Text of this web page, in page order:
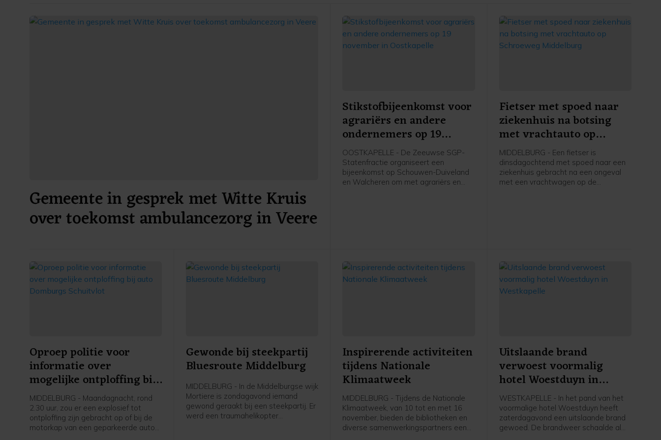
Gemeente in gesprek met Witte Kruis
over toekomst ambulancezorg in Veere
Stikstofbijeenkomst voor
agrariërs en andere
ondernemers op 19
november in Oostkapelle
OOSTKAPELLE - De Zeeuwse SGP-
Statenfractie organiseert een
bijeenkomst op Schouwen-Duiveland
en Walcheren om met agrariërs en
Fietser met spoed naar
ziekenhuis na botsing
met vrachtauto op
Schroeweg Middelburg
MIDDELBURG - Een fietser is
dinsdagochtend met spoed naar een
ziekenhuis gebracht na een ongeval
met een vrachtwagen op de
Oproep politie voor
informatie over
mogelijke ontploffing bij
auto Domburgs
Schuitvlot
MIDDELBURG - Maandagnacht, rond
2.30 uur, zou er een explosief tot
ontploffing zijn gebracht op of bij de
motorkap van een geparkeerde auto
Gewonde bij steekpartij
Bluesroute Middelburg
MIDDELBURG - In de Middelburgse wijk
Mortiere is zondagavond iemand
gewond geraakt bij een steekpartij. Er
werd een traumahelikopter
Inspirerende activiteiten
tijdens Nationale
Klimaatweek
MIDDELBURG - Tijdens de Nationale
Klimaatweek, van 10 tot en met 16
november, bieden de bibliotheken en
diverse samenwerkingspartners een
Uitslaande brand
verwoest voormalig
hotel Woestduyn in
Westkapelle
WESTKAPELLE - In het pand van het
voormalige hotel Woestduyn heeft
zaterdagavond een uitslaande brand
gewoed. De brandweer schaalde al